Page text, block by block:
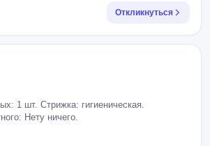
Откликнуться
1 шт. Стрижка: гигиеническая.
Нету ничего.